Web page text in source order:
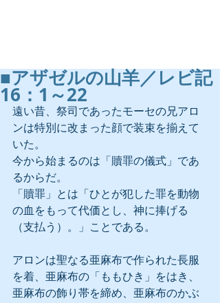
■アザゼルの山羊／レビ記
16：1～22
遠い昔、祭司であったモーセの兄アロ
ンは特別に改まった顔で装束を揃えて
いた。
今から始まるのは「贖罪の儀式」であ
るからだ。
「贖罪」とは「ひとが犯した罪を動物
の血をもって代価とし、神に捧げる
（支払う）。」ことである。
アロンは聖なる亜麻布で作られた長服
を着、亜麻布の「ももひき」をはき、
亜麻布の飾り帯を締め、亜麻布のかぶ